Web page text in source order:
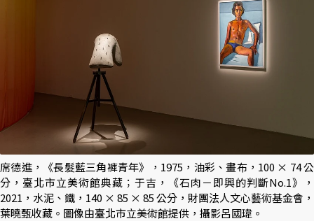
席德進，《長髮藍三角褲青年》，1975，油彩、畫布，100 × 74 公
分，臺北市立美術館典藏；于吉，《石肉－即興的判斷No.1》，
2021，水泥、鐵，140 × 85 × 85 公分，財團法人文心藝術基金會，
葉曉甄收藏。圖像由臺北市立美術館提供，攝影呂國瑋。